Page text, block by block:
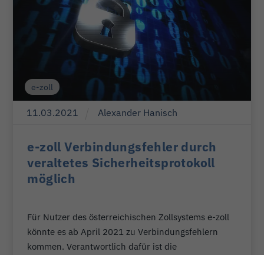
e-zoll
11.03.2021 Alexander Hanisch
e-zoll Verbindungsfehler durch
veraltetes Sicherheitsprotokoll
möglich
Für Nutzer des österreichischen Zollsystems e-zoll
könnte es ab April 2021 zu Verbindungsfehlern
kommen. Verantwortlich dafür ist die